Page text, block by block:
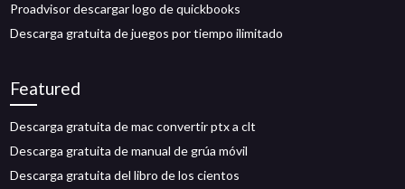
Proadvisor descargar logo de quickbooks
Descarga gratuita de juegos por tiempo ilimitado
Featured
Descarga gratuita de mac convertir ptx a clt
Descarga gratuita de manual de grúa móvil
Descarga gratuita del libro de los cientos